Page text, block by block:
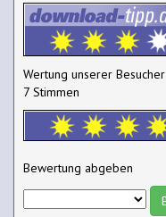
Wertung unserer Besucher
7 Stimmen
Bewertung abgeben